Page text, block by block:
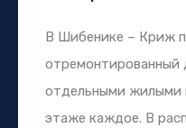
В Шибенике – Криж
отремонтированный
отдельными жилыми
этаже каждое. В